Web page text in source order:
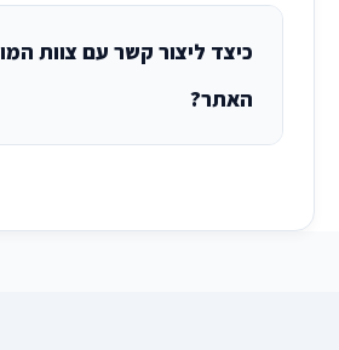
כיצד ליצור קשר עם צוות
האתר?